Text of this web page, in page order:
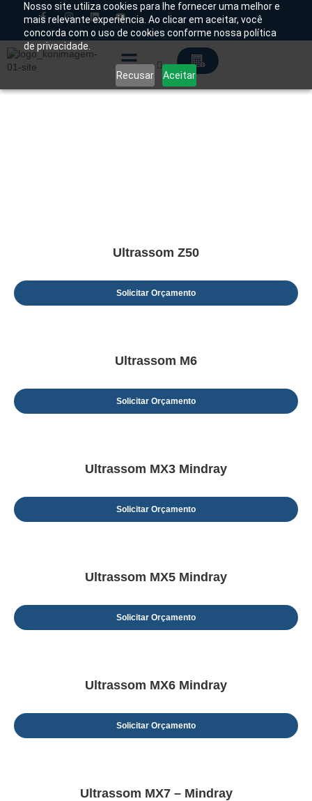
Nosso site utiliza cookies para lhe fornecer uma melhor e
mais relevante experiência. Ao clicar em aceitar, você
concorda com o uso de cookies conforme nossa política
de privacidade.
Recusar Aceitar
Ultrassom Z50
Solicitar Orçamento
Ultrassom M6
Solicitar Orçamento
Ultrassom MX3 Mindray
Solicitar Orçamento
Ultrassom MX5 Mindray
Solicitar Orçamento
Ultrassom MX6 Mindray
Solicitar Orçamento
Ultrassom MX7 – Mindray